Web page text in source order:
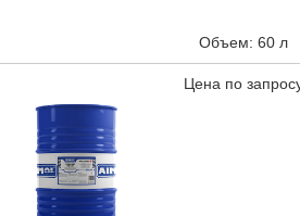
Объем: 60 л
Цена по